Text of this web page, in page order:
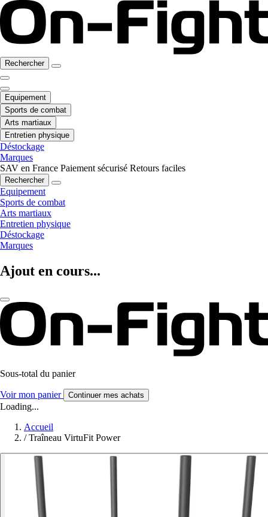
Rechercher
Equipement
Sports de combat
Arts martiaux
Entretien physique
Déstockage
Marques
SAV en France Paiement sécurisé Retours faciles
Rechercher
Equipement
Sports de combat
Arts martiaux
Entretien physique
Déstockage
Marques
Ajout en cours...
Sous-total du panier
Voir mon panier Continuer mes achats
Loading...
Accueil
/ Traîneau VirtuFit Power